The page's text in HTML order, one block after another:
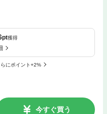
pt獲得
にポイント+2%
今すぐ買う